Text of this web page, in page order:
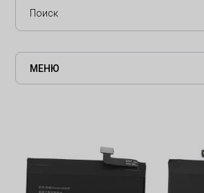
МЕНЮ